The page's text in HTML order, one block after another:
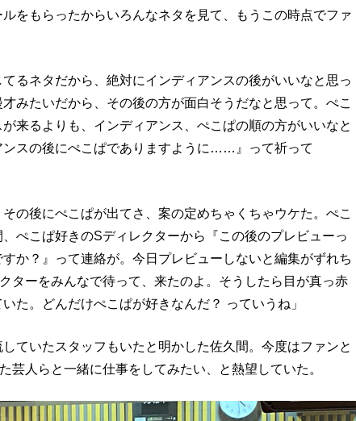
をもらったからいろんなネタを見て、もうこの時点でファ
るネタだから、絶対にインディアンスの後がいいなと思っ
みたいだから、その後の方が面白そうだなと思って。ぺこ
来るよりも、インディアンス、ぺこぱの順の方がいいなと
ンスの後にぺこぱでありますように……』って祈って
の後にぺこぱが出てさ、案の定めちゃくちゃウケた。ぺこ
ぺこぱ好きのSディレクターから『この後のプレビューっ
か？』って連絡が。今日プレビューしないと編集がずれち
ターをみんなで待って、来たのよ。そうしたら目が真っ赤
た。どんだけぺこぱが好きなんだ？ っていうね」
ていたスタッフもいたと明かした佐久間。今度はファンと
芸人らと一緒に仕事をしてみたい、と熱望していた。